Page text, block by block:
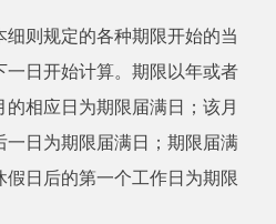
则规定的各种期限开始的当
一日开始计算。期限以年或者
的相应日为期限届满日；该月
一日为期限届满日；期限届满
假日后的第一个工作日为期限